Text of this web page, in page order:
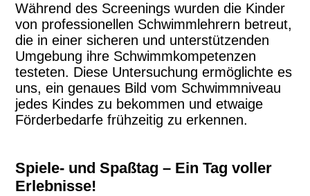
Während des Screenings wurden die Kinder
von professionellen Schwimmlehrern betreut,
die in einer sicheren und unterstützenden
Umgebung ihre Schwimmkompetenzen
testeten. Diese Untersuchung ermöglichte es
uns, ein genaues Bild vom Schwimmniveau
jedes Kindes zu bekommen und etwaige
Förderbedarfe frühzeitig zu erkennen.
Spiele- und Spaßtag – Ein Tag voller
Erlebnisse!